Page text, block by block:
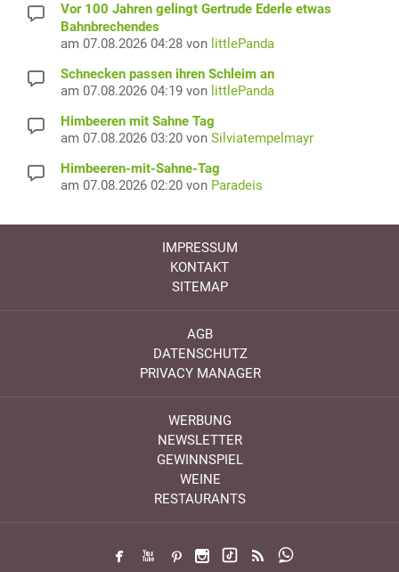
Vor 100 Jahren gelingt Gertrude Ederle etwas
Bahnbrechendes
am 07.08.2026 04:28 von littlePanda
Schnecken passen ihren Schleim an
am 07.08.2026 04:19 von littlePanda
Himbeeren mit Sahne Tag
am 07.08.2026 03:20 von Silviatempelmayr
Himbeeren-mit-Sahne-Tag
am 07.08.2026 02:20 von Paradeis
IMPRESSUM
KONTAKT
SITEMAP
AGB
DATENSCHUTZ
PRIVACY MANAGER
WERBUNG
NEWSLETTER
GEWINNSPIEL
WEINE
RESTAURANTS